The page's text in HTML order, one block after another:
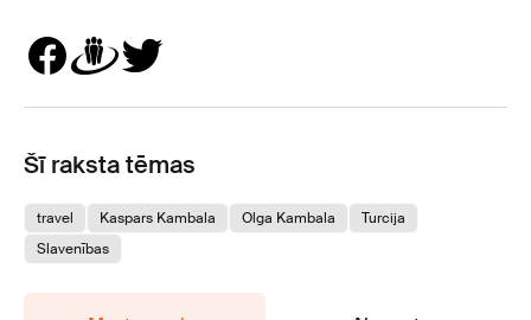
Šī raksta tēmas
travel Kaspars Kambala Olga Kambala
Turcija
Slavenības